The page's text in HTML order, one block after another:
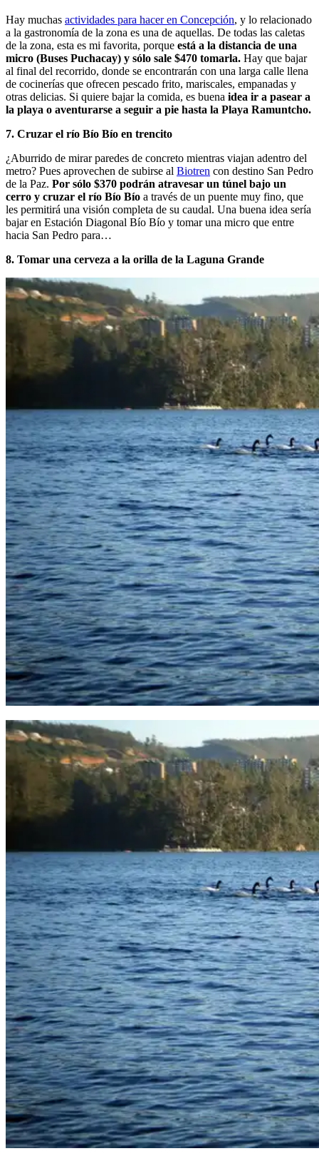
Hay muchas actividades para hacer en Concepción, y lo relacionado
a la gastronomía de la zona es una de aquellas. De todas las caletas
de la zona, esta es mi favorita, porque está a la distancia de una
micro (Buses Puchacay) y sólo sale $470 tomarla. Hay que bajar
al final del recorrido, donde se encontrarán con una larga calle llena
de cocinerías que ofrecen pescado frito, mariscales, empanadas y
otras delicias. Si quiere bajar la comida, es buena idea ir a pasear a
la playa o aventurarse a seguir a pie hasta la Playa Ramuntcho.
7. Cruzar el río Bío Bío en trencito
¿Aburrido de mirar paredes de concreto mientras viajan adentro del
metro? Pues aprovechen de subirse al Biotren con destino San Pedro
de la Paz. Por sólo $370 podrán atravesar un túnel bajo un
cerro y cruzar el río Bío Bío a través de un puente muy fino, que
les permitirá una visión completa de su caudal. Una buena idea sería
bajar en Estación Diagonal Bío Bío y tomar una micro que entre
hacia San Pedro para…
8. Tomar una cerveza a la orilla de la Laguna Grande